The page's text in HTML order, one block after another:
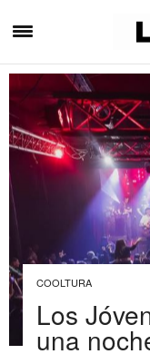
COOLTURA
Los
una